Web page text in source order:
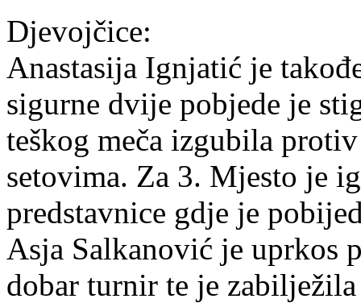
Djevojčice:
Anastasija Ignjatić je
sigurne dvije pobjede je
teškog meča izgubila
setovima. Za 3. Mjesto je
predstavnice gdje je
Asja Salkanović je uprkos
dobar turnir te je